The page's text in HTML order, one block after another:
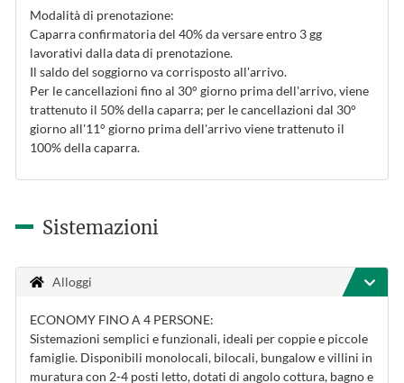
Modalità di prenotazione:
Caparra confirmatoria del 40% da versare entro 3 gg
lavorativi dalla data di prenotazione.
Il saldo del soggiorno va corrisposto all'arrivo.
Per le cancellazioni fino al 30° giorno prima dell'arrivo, viene
trattenuto il 50% della caparra; per le cancellazioni dal 30°
giorno all'11° giorno prima dell'arrivo viene trattenuto il
100% della caparra.
Sistemazioni
Alloggi
ECONOMY FINO A 4 PERSONE:
Sistemazioni semplici e funzionali, ideali per coppie e piccole
famiglie. Disponibili monolocali, bilocali, bungalow e villini in
muratura con 2-4 posti letto, dotati di angolo cottura, bagno e